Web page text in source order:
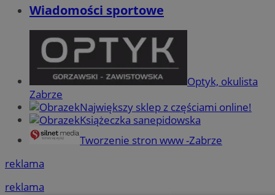
Wiadomości sportowe
Optyk, okulista
Zabrze
Największy sklep z częściami online!
Książeczka sanepidowska
Tworzenie stron www -Zabrze
reklama
reklama